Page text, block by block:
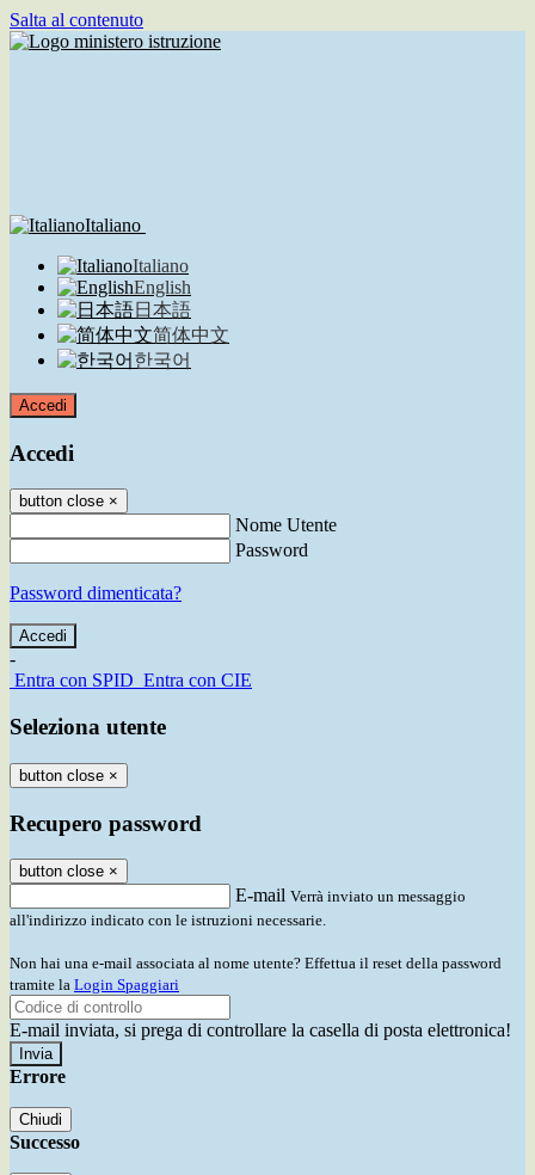
Salta al contenuto
Italiano
Italiano
English
日本語
简体中文
한국어
Accedi
Accedi
button close ×
Nome Utente
Password
Password dimenticata?
-
Entra con SPID Entra con CIE
Seleziona utente
button close ×
Recupero password
button close ×
E-mail Verrà inviato un messaggio
all'indirizzo indicato con le istruzioni necessarie.
Non hai una e-mail associata al nome utente? Effettua il reset della password
tramite la Login Spaggiari
E-mail inviata, si prega di controllare la casella di posta elettronica!
Errore
Chiudi
Successo